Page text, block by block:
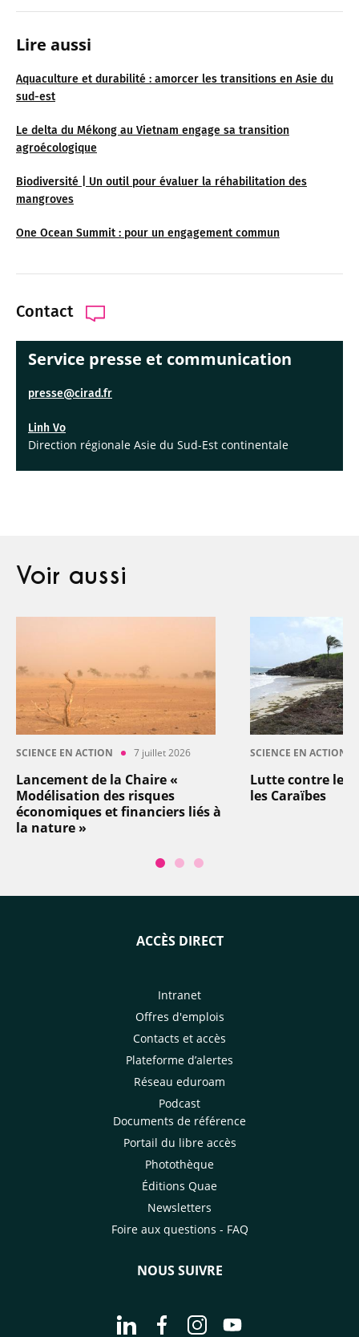
Lire aussi
Aquaculture et durabilité : amorcer les transitions en Asie du
sud-est
Le delta du Mékong au Vietnam engage sa transition
agroécologique
Biodiversité | Un outil pour évaluer la réhabilitation des
mangroves
One Ocean Summit : pour un engagement commun
Contact
Service presse et communication
presse@cirad.fr
Linh Vo
Direction régionale Asie du Sud-Est continentale
Voir aussi
SCIENCE EN ACTION 7 juillet 2026
Lancement de la Chaire «
Modélisation des risques
économiques et financiers liés à
la nature »
SCIENCE EN ACTION
Lutte contre les
les Caraïbes
ACCÈS DIRECT
Intranet
Offres d'emplois
Contacts et accès
Plateforme d’alertes
Réseau eduroam
Podcast
Documents de référence
Portail du libre accès
Photothèque
Éditions Quae
Newsletters
Foire aux questions - FAQ
NOUS SUIVRE
Aller à la page Nous suivre sur
Aller à la page Nous suivre sur
Aller à la page Nous
Aller à la page